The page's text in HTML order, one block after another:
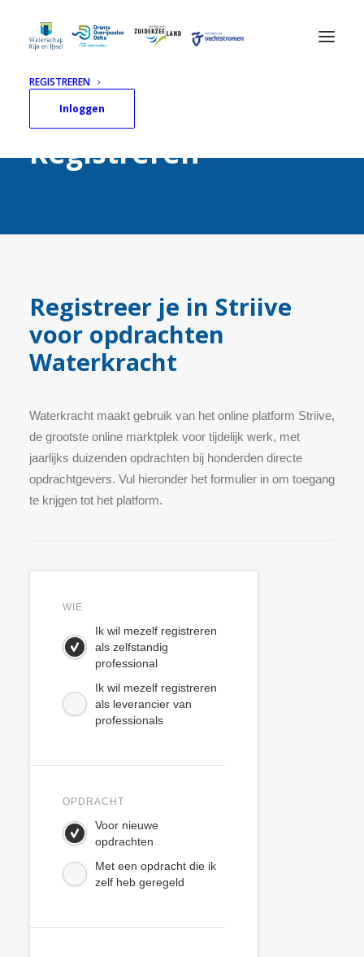
REGISTREREN
Inloggen
Registreren
Registreer je in Striive
voor opdrachten
Waterkracht
Waterkracht maakt gebruik van het online platform Striive,
de grootste online marktplek voor tijdelijk werk, met
jaarlijks duizenden opdrachten bij honderden directe
opdrachtgevers. Vul hieronder het formulier in om toegang
te krijgen tot het platform.
WIE
Ik wil mezelf registreren
als zelfstandig
professional
Ik wil mezelf registreren
als leverancier van
professionals
OPDRACHT
Voor nieuwe
opdrachten
Met een opdracht die ik
zelf heb geregeld